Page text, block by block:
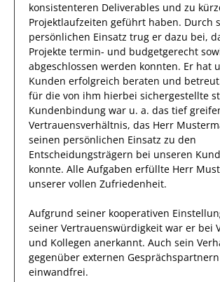
konsistenteren Deliverables und zu
Projektlaufzeiten geführt haben. Durch
persönlichen Einsatz trug er dazu bei,
Projekte termin- und budgetgerecht
abgeschlossen werden konnten. Er hat
Kunden erfolgreich beraten und
für die von ihm hierbei sichergestellte
Kundenbindung war u. a. das tief
Vertrauensverhältnis, das Herr
seinen persönlichen Einsatz zu den
Entscheidungsträgern bei unseren
konnte. Alle Aufgaben erfüllte Herr
unserer vollen Zufriedenheit.
Aufgrund seiner kooperativen
seiner Vertrauenswürdigkeit war er bei
und Kollegen anerkannt. Auch sein
gegenüber externen Gesprächspartnern
einwandfrei.